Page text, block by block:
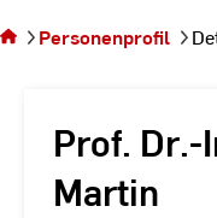
sich auf
der
Personenprofil
Prof. Dr.-
Martin